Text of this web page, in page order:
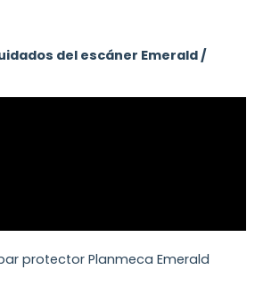
del escáner Emerald /
protector Planmeca Emerald